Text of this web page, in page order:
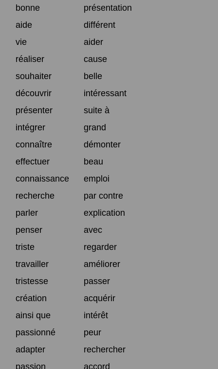
bonne
présentation
aide
différent
vie
aider
réaliser
cause
souhaiter
belle
découvrir
intéressant
présenter
suite à
intégrer
grand
connaître
démonter
effectuer
beau
connaissance
emploi
recherche
par contre
parler
explication
penser
avec
triste
regarder
travailler
améliorer
tristesse
passer
création
acquérir
ainsi que
intérêt
passionné
peur
adapter
rechercher
passion
accord